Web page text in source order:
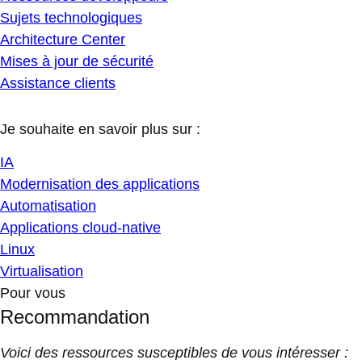
Sujets technologiques
Architecture Center
Mises à jour de sécurité
Assistance clients
Je souhaite en savoir plus sur :
IA
Modernisation des applications
Automatisation
Applications cloud-native
Linux
Virtualisation
Pour vous
Recommandation
Voici des ressources susceptibles de vous intéresser :